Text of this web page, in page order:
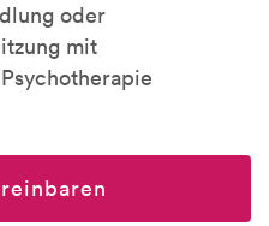
oder
mit